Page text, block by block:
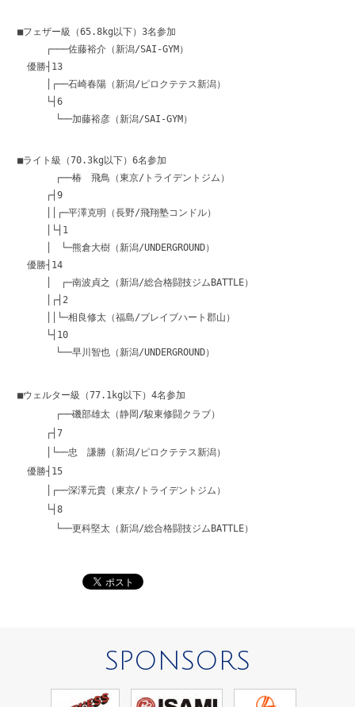
■フェザー級（65.8kg以下）3名参加
┌───佐藤裕介（新潟/SAI-GYM）
優勝┤13
│┌──石崎春陽（新潟/ピロクテテス新潟）
└┤6
└──加藤裕彦（新潟/SAI-GYM）
■ライト級（70.3kg以下）6名参加
┌──椿 飛鳥（東京/トライデントジム）
┌┤9
││┌─平澤克明（長野/飛翔塾コンドル）
│└┤1
│ └─熊倉大樹（新潟/UNDERGROUND）
優勝┤14
│ ┌─南波貞之（新潟/総合格闘技ジムBATTLE）
│┌┤2
││└─相良修太（福島/ブレイブハート郡山）
└┤10
└──早川智也（新潟/UNDERGROUND）
■ウェルター級（77.1kg以下）4名参加
┌──磯部雄太（静岡/駿東修闘クラブ）
┌┤7
│└──忠 謙勝（新潟/ピロクテテス新潟）
優勝┤15
│┌──深澤元貴（東京/トライデントジム）
└┤8
└──更科堅太（新潟/総合格闘技ジムBATTLE）
SPONSORS